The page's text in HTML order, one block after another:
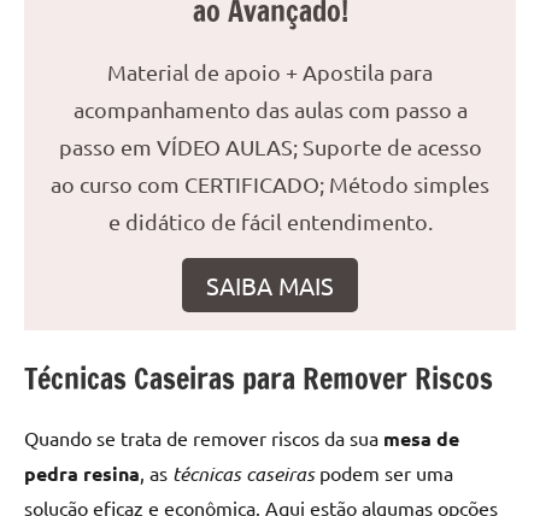
para
tudo
que
para
ao Avançado!
Material de apoio + Apostila para
acompanhamento das aulas com passo a
passo em VÍDEO AULAS; Suporte de acesso
ao curso com CERTIFICADO; Método simples
e didático de fácil entendimento.
SAIBA MAIS
Técnicas Caseiras para Remover Riscos
Quando se trata de remover riscos da sua mesa de
pedra resina, as técnicas caseiraspodem ser uma
solução eficaz e econômica. Aqui estão algumas opções